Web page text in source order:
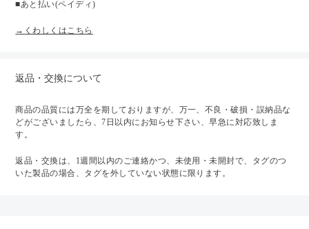
■あと払い(ペイディ)
→くわしくはこちら
返品・交換について
商品の品質には万全を期しておりますが、万一、不良・破損・誤納品な
どがございましたら、7日以内にお知らせ下さい、早急に対応致しま
す。
返品・交換は、1週間以内のご連絡かつ、未使用・未開封で、タグのつ
いた製品の場合、タグを外していない状態に限ります。